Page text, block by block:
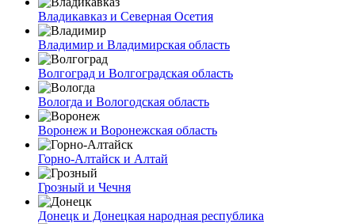
Владикавказ и Северная Осетия
Владимир и Владимирская область
Волгоград и Волгоградская область
Вологда и Вологодская область
Воронеж и Воронежская область
Горно-Алтайск и Алтай
Грозный и Чечня
Донецк и Донецкая народная республика